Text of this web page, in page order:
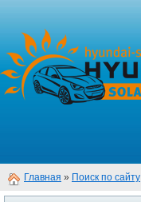
Главная » Поиск по сайту